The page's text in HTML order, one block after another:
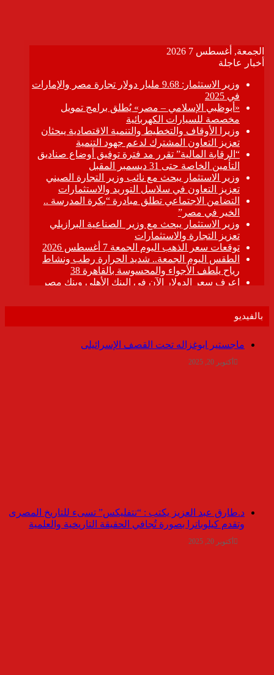
بالفيديو
ماجستير ابوغزاله تحت القصف الإسرائيلى
أكتوبر 20, 2025
د.طارق عبد العزيز يكتب : “نتفليكس” تسىء للتاريخ المصرى
وتقدم كيلوباترا بصورة تُجافي الحقيقة التاريخية والعلمية
أكتوبر 20, 2025